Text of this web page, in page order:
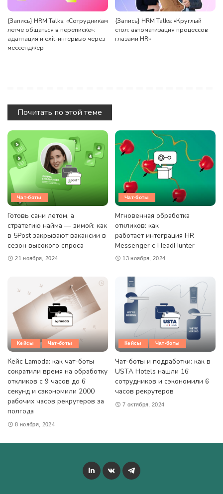
{Запись} HRM Talks: «Сотрудникам
легче общаться в переписке»:
адаптация и exit-интервью через
мессенджер
{Запись} HRM Talks: «Круглый
стол: автоматизация процессов
глазами HR»
Почитать по этой теме
Чат-боты
Готовь сани летом, а
стратегию найма — зимой: как
в 5Post закрывают вакансии в
сезон высокого спроса
21 ноября, 2024
Чат-боты
Мгновенная обработка
откликов: как
работает интеграция HR
Messenger с HeadHunter
13 ноября, 2024
Кейсы Чат-боты
Кейс Lamoda: как чат-боты
сократили время на обработку
откликов с 9 часов до 6
секунд и сэкономили 2000
рабочих часов рекрутеров за
полгода
8 ноября, 2024
Кейсы Чат-боты
Чат-боты и подработки: как в
USTA Hotels нашли 16
сотрудников и сэкономили 6
часов рекрутеров
7 октября, 2024